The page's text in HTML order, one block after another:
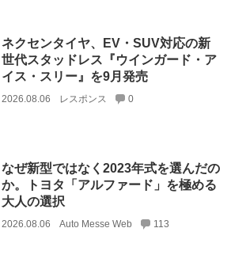
ネクセンタイヤ、EV・SUV対応の新
世代スタッドレス『ウインガード・ア
イス・スリー』を9月発売
2026.08.06 レスポンス 0
なぜ新型ではなく2023年式を選んだの
か。トヨタ「アルファード」を極める
大人の選択
2026.08.06 Auto Messe Web 113